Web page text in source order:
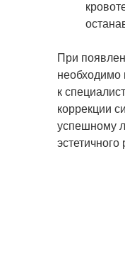
При
необходимо
к
коррекции
успешному
эстетичного